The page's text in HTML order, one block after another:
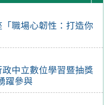
職場心韌性：打造你
中立數位學習暨抽獎
躍參與